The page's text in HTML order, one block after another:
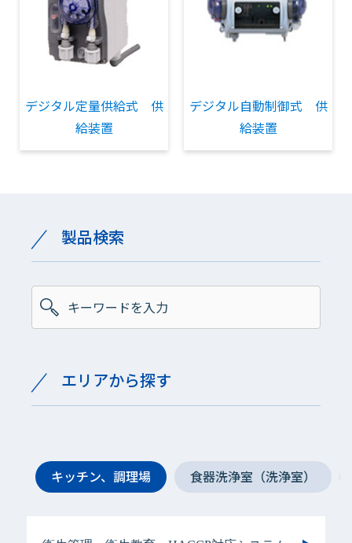
デジタル定量供給式 供
給装置
デジタル自動制御式 供
給装置
製品検索
エリアから探す
キッチン、調理場 食器洗浄室（洗浄室）